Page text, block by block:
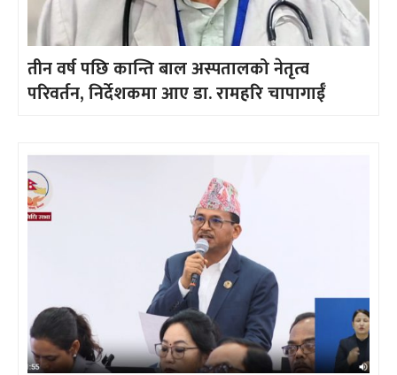
तीन वर्ष पछि कान्ति बाल अस्पतालको नेतृत्व
परिवर्तन, निर्देशकमा आए डा. रामहरि चापागाईँ